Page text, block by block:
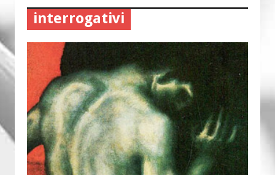
mobilita contro il suicidio assistito
Torna la festa della Madonnina a
Montesilvano: “Tanta la devozione”
Torna la festa di Sant’Andrea:
“Chiediamogli di legarci al bene”
“Chiediamo al Signore di capire ciò che
è buono, giusto e santo per la nostra
vita”
interrogativi